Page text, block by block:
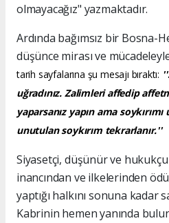
olmayacağız" yazmaktadır.
Ardında bağımsız bir Bosna-
düşünce mirası ve
tarih sayfalarına şu mesajı bıraktı:
uğradınız. Zalimleri affedip
yaparsanız yapın ama
unutulan soykırım tekrarlanır.''
Siyasetçi, düşünür ve
inancından ve ilkelerinden
yaptığı halkını sonuna kadar
Kabrinin hemen yanında